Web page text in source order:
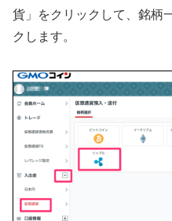
貨」をクリックして、銘柄
クします。